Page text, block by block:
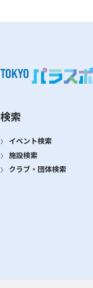
検索
イベント検索
施設検索
クラブ・団体検索